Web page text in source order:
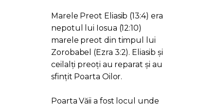
Marele Preot Eliasib (13:4) era
nepotul lui Iosua (12:10)
marele preot din timpul lui
Zorobabel (Ezra 3:2). Eliasib și
ceilalți preoți au reparat și au
sfințit Poarta Oilor.
Poarta Văii a fost locul unde